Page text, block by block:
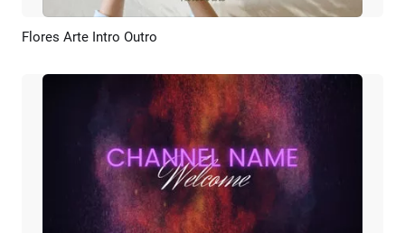
Previsualizar
Flores Arte Intro Outro